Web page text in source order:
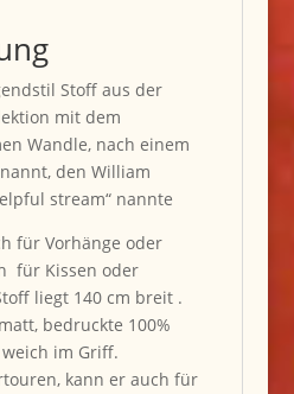
Stoff aus der
mit dem
Wandle, nach einem
den William
stream“ nannte
für Vorhänge oder
für Kissen oder
liegt 140 cm breit .
bedruckte 100%
im Griff.
kann er auch für